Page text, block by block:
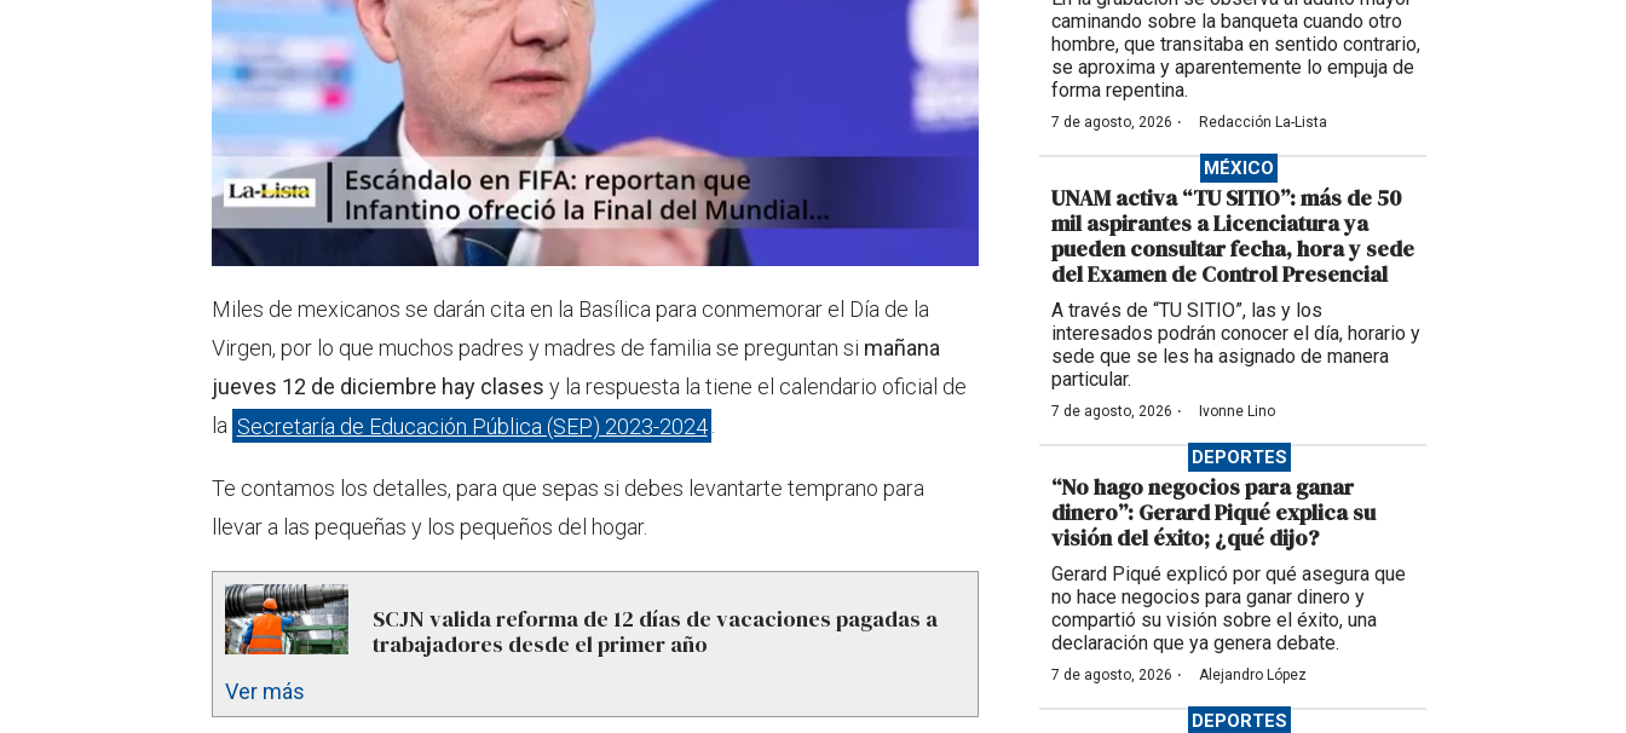
Miles de mexicanos se darán cita en la Basílica para conmemorar el Día de la
Virgen, por lo que muchos padres y madres de familia se preguntan si mañana
jueves 12 de diciembre hay clases y la respuesta la tiene el calendario oficial de
la Secretaría de Educación Pública (SEP) 2023-2024 .
Te contamos los detalles, para que sepas si debes levantarte temprano para
llevar a las pequeñas y los pequeños del hogar.
SCJN valida reforma de 12 días de vacaciones pagadas a
trabajadores desde el primer año
Ver más
caminando sobre la banqueta cuando otro
hombre, que transitaba en sentido contrario,
se aproxima y aparentemente lo empuja de
forma repentina.
7 de agosto, 2026 · Redacción La-Lista
MÉXICO
UNAM activa “TU SITIO”: más de 50
mil aspirantes a Licenciatura ya
pueden consultar fecha, hora y sede
del Examen de Control Presencial
A través de “TU SITIO”, las y los
interesados podrán conocer el día, horario y
sede que se les ha asignado de manera
particular.
7 de agosto, 2026 · Ivonne Lino
DEPORTES
“No hago negocios para ganar
dinero”: Gerard Piqué explica su
visión del éxito; ¿qué dijo?
Gerard Piqué explicó por qué asegura que
no hace negocios para ganar dinero y
compartió su visión sobre el éxito, una
declaración que ya genera debate.
7 de agosto, 2026 · Alejandro López
DEPORTES